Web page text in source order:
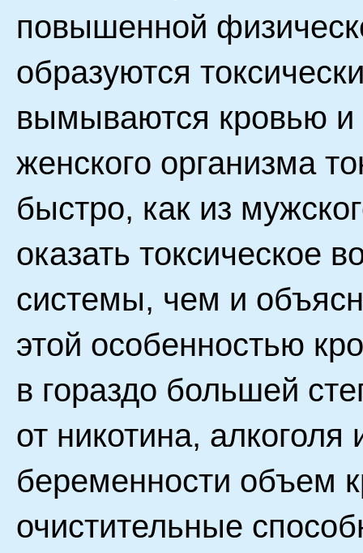
повышенной
образуются
вымываются кровью и
женского организма
быстро, как из
оказать токсическое
системы, чем и
этой особенностью
в гораздо большей
от никотина,
беременности объем
очистительные